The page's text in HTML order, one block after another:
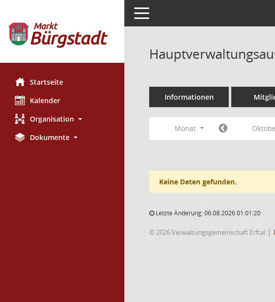
Startseite
Kalender
Organisation
Dokumente
Toggle navigation
Informationen
Monat
Keine Daten gefunden.
Letzte Änderung: 06.08.2026 01:01:20
© 2026 Verwaltungsgemeinschaft Erftal